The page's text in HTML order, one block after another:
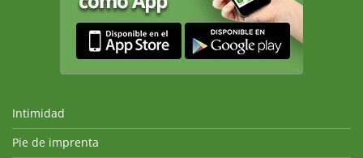
Intimidad
Pie de imprenta